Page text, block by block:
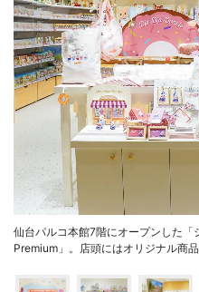
仙台パルコ本館7階にオープンした「
Premium」。店頭にはオリジナル商